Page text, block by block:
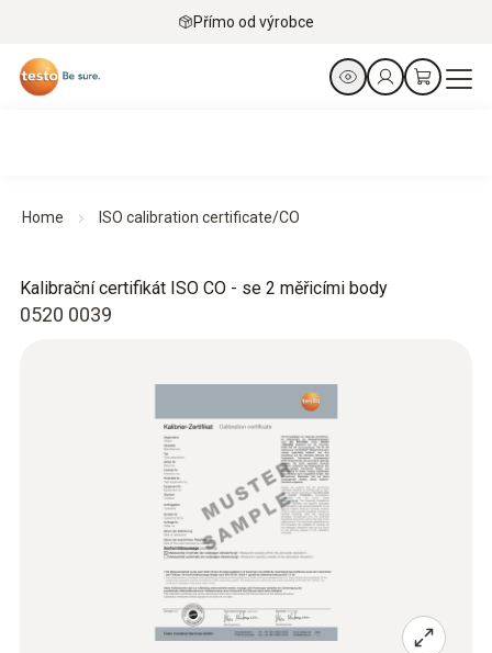
Přímo od výrobce
Home ISO calibration certificate/CO
0520 0039
Kalibrační certifikát ISO CO - se 2 měřicími body